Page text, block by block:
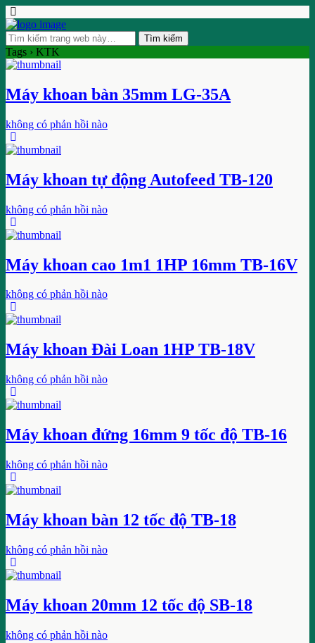
Tags › KTK
Máy khoan bàn 35mm LG-35A
không có phản hồi nào
Máy khoan tự động Autofeed TB-120
không có phản hồi nào
Máy khoan cao 1m1 1HP 16mm TB-16V
không có phản hồi nào
Máy khoan Đài Loan 1HP TB-18V
không có phản hồi nào
Máy khoan đứng 16mm 9 tốc độ TB-16
không có phản hồi nào
Máy khoan bàn 12 tốc độ TB-18
không có phản hồi nào
Máy khoan 20mm 12 tốc độ SB-18
không có phản hồi nào